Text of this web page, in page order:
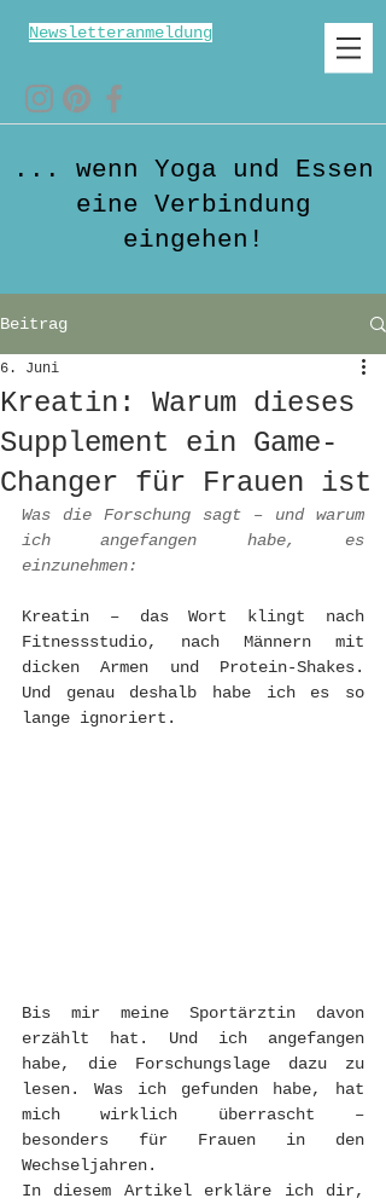
Newsletteranmeldung
... wenn Yoga und Essen
eine Verbindung
eingehen!
Beitrag
Kreatin: Warum dieses
Supplement ein Game-
Changer für Frauen ist
6. Juni
Was die Forschung sagt – und warum
ich angefangen habe, es
einzunehmen:
Kreatin – das Wort klingt nach
Fitnessstudio, nach Männern mit
dicken Armen und Protein-Shakes.
Und genau deshalb habe ich es so
lange ignoriert.
Bis mir meine Sportärztin davon
erzählt hat. Und ich angefangen
habe, die Forschungslage dazu zu
lesen. Was ich gefunden habe, hat
mich wirklich überrascht –
besonders für Frauen in den
Wechseljahren.
In diesem Artikel erkläre ich dir,